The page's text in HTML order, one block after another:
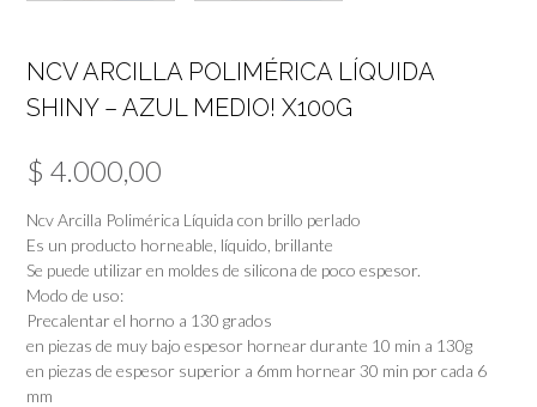
NCV ARCILLA POLIMÉRICA LÍQUIDA
SHINY – AZUL MEDIO! X100G
$ 4.000,00
Ncv Arcilla Polimérica Líquida con brillo perlado
Es un producto horneable, líquido, brillante
Se puede utilizar en moldes de silicona de poco espesor.
Modo de uso:
Precalentar el horno a 130 grados
en piezas de muy bajo espesor hornear durante 10 min a 130g
en piezas de espesor superior a 6mm hornear 30 min por cada 6
mm